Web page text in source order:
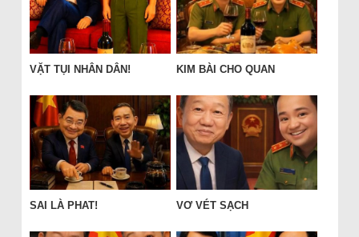
VẶT TỤI NHÂN DÂN! KIM BÀI CHO QUAN
SAI LÀ PHAT! VƠ VÉT SẠCH